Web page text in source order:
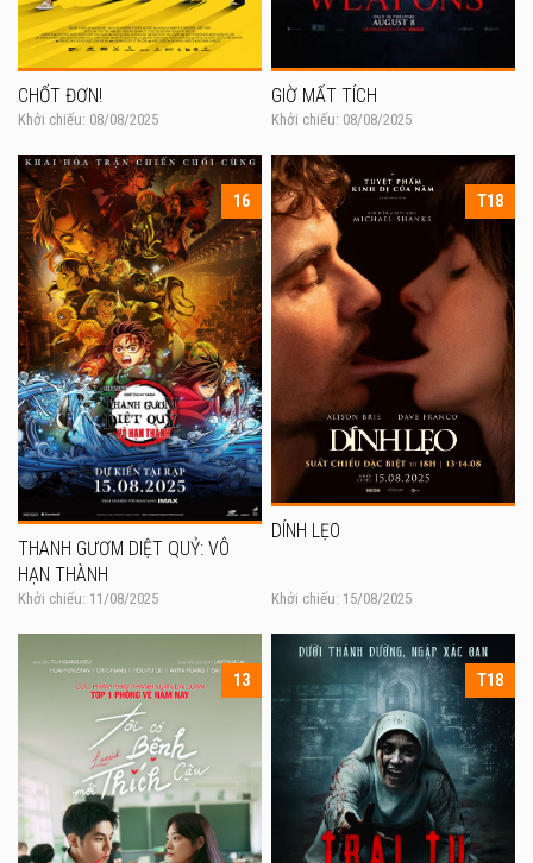
CHỐT ĐƠN!
Khởi chiếu: 08/08/2025
GIỜ MẤT TÍCH
Khởi chiếu: 08/08/2025
16
THANH GƯƠM DIỆT QUỶ: VÔ
HẠN THÀNH
Khởi chiếu: 11/08/2025
T18
DÍNH LẸO
Khởi chiếu: 15/08/2025
13 T18